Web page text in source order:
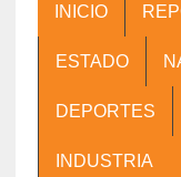
INICIO
ESTADO
DEPORTES
INDUSTRIA